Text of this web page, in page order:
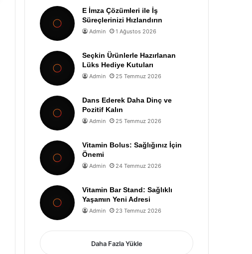
E İmza Çözümleri ile İş
Süreçlerinizi Hızlandırın
Admin 1 Ağustos 2026
Seçkin Ürünlerle Hazırlanan
Lüks Hediye Kutuları
Admin 25 Temmuz 2026
Dans Ederek Daha Dinç ve
Pozitif Kalın
Admin 25 Temmuz 2026
Vitamin Bolus: Sağlığınız İçin
Önemi
Admin 24 Temmuz 2026
Vitamin Bar Stand: Sağlıklı
Yaşamın Yeni Adresi
Admin 23 Temmuz 2026
Daha Fazla Yükle